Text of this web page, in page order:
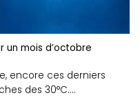
un mois d’octobre
encore ces derniers
des 30°C....